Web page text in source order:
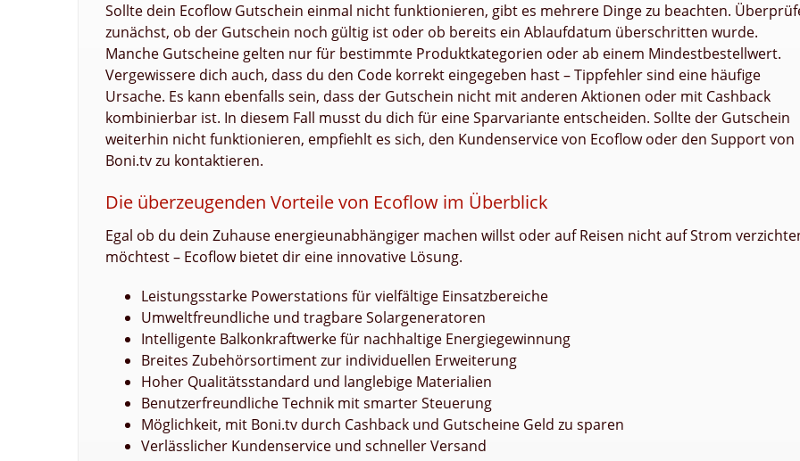
Sollte dein Ecoflow Gutschein einmal nicht funktionieren, gibt es mehrere Dinge zu beachten.
zunächst, ob der Gutschein noch gültig ist oder ob bereits ein Ablaufdatum überschritten wurde.
Manche Gutscheine gelten nur für bestimmte Produktkategorien oder ab einem Mindestbestellwert.
Vergewissere dich auch, dass du den Code korrekt eingegeben hast – Tippfehler sind eine häufige
Ursache. Es kann ebenfalls sein, dass der Gutschein nicht mit anderen Aktionen oder mit Cashback
kombinierbar ist. In diesem Fall musst du dich für eine Sparvariante entscheiden. Sollte der Gutschein
weiterhin nicht funktionieren, empfiehlt es sich, den Kundenservice von Ecoflow oder den Support von
Boni.tv zu kontaktieren.
Die überzeugenden Vorteile von Ecoflow im Überblick
Egal ob du dein Zuhause energieunabhängiger machen willst oder auf Reisen nicht auf Strom
möchtest – Ecoflow bietet dir eine innovative Lösung.
Leistungsstarke Powerstations für vielfältige Einsatzbereiche
Umweltfreundliche und tragbare Solargeneratoren
Intelligente Balkonkraftwerke für nachhaltige Energiegewinnung
Breites Zubehörsortiment zur individuellen Erweiterung
Hoher Qualitätsstandard und langlebige Materialien
Benutzerfreundliche Technik mit smarter Steuerung
Möglichkeit, mit Boni.tv durch Cashback und Gutscheine Geld zu sparen
Verlässlicher Kundenservice und schneller Versand